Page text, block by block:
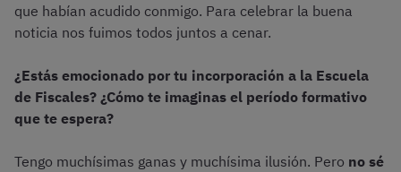
que habían acudido conmigo. Para celebrar la buena
noticia nos fuimos todos juntos a cenar.
¿Estás emocionado por tu incorporación a la Escuela
de Fiscales? ¿Cómo te imaginas el período formativo
que te espera?
Tengo muchísimas ganas y muchísima ilusión. Pero no sé